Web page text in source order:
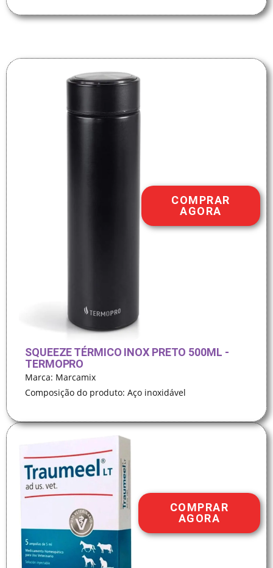
COMPRAR
AGORA
SQUEEZE TÉRMICO INOX PRETO 500ML -
TERMOPRO
Marca: Marcamix
Composição do produto: Aço inoxidável
COMPRAR
AGORA